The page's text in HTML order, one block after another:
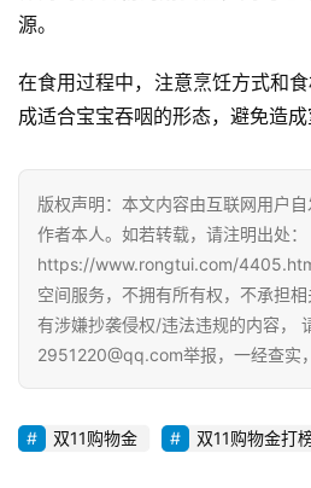
首
页
自
媒
体
G
源。
在食用过程中，注意烹饪方式和
成适合宝宝吞咽的形态，避免造成
版权声明：本文内容由互联网用户
作者本人。如若转载，请注明出处：
https://www.rongtui.com/
空间服务，不拥有所有权，不承担
有涉嫌抄袭侵权/违法违规的内容，
2951220@qq.com举报，一经查实
双11购物金 双11购物金打